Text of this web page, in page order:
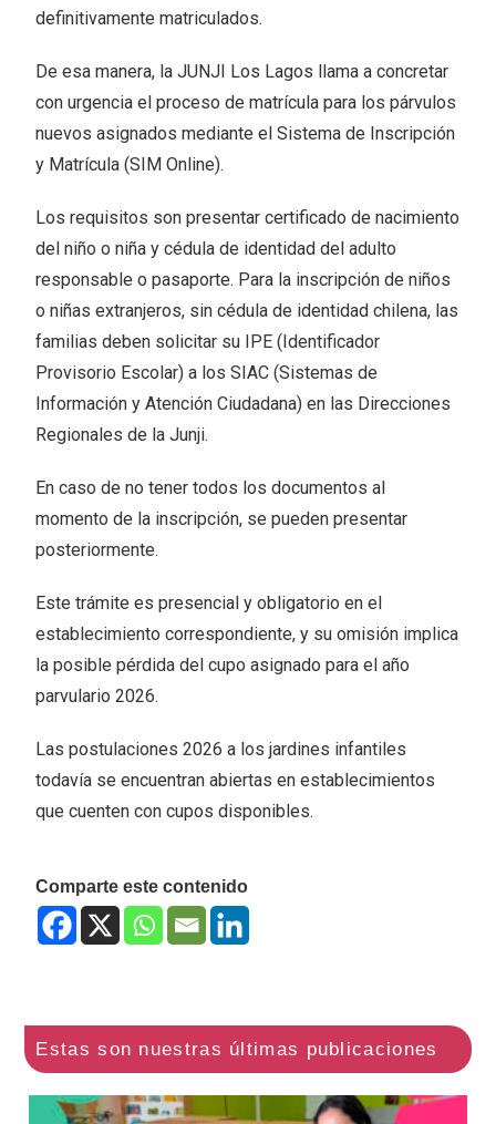
definitivamente matriculados.
De esa manera, la JUNJI Los Lagos llama a concretar
con urgencia el proceso de matrícula para los párvulos
nuevos asignados mediante el Sistema de Inscripción
y Matrícula (SIM Online).
Los requisitos son presentar certificado de nacimiento
del niño o niña y cédula de identidad del adulto
responsable o pasaporte. Para la inscripción de niños
o niñas extranjeros, sin cédula de identidad chilena, las
familias deben solicitar su IPE (Identificador
Provisorio Escolar) a los SIAC (Sistemas de
Información y Atención Ciudadana) en las Direcciones
Regionales de la Junji.
En caso de no tener todos los documentos al
momento de la inscripción, se pueden presentar
posteriormente.
Este trámite es presencial y obligatorio en el
establecimiento correspondiente, y su omisión implica
la posible pérdida del cupo asignado para el año
parvulario 2026.
Las postulaciones 2026 a los jardines infantiles
todavía se encuentran abiertas en establecimientos
que cuenten con cupos disponibles.
Comparte este contenido